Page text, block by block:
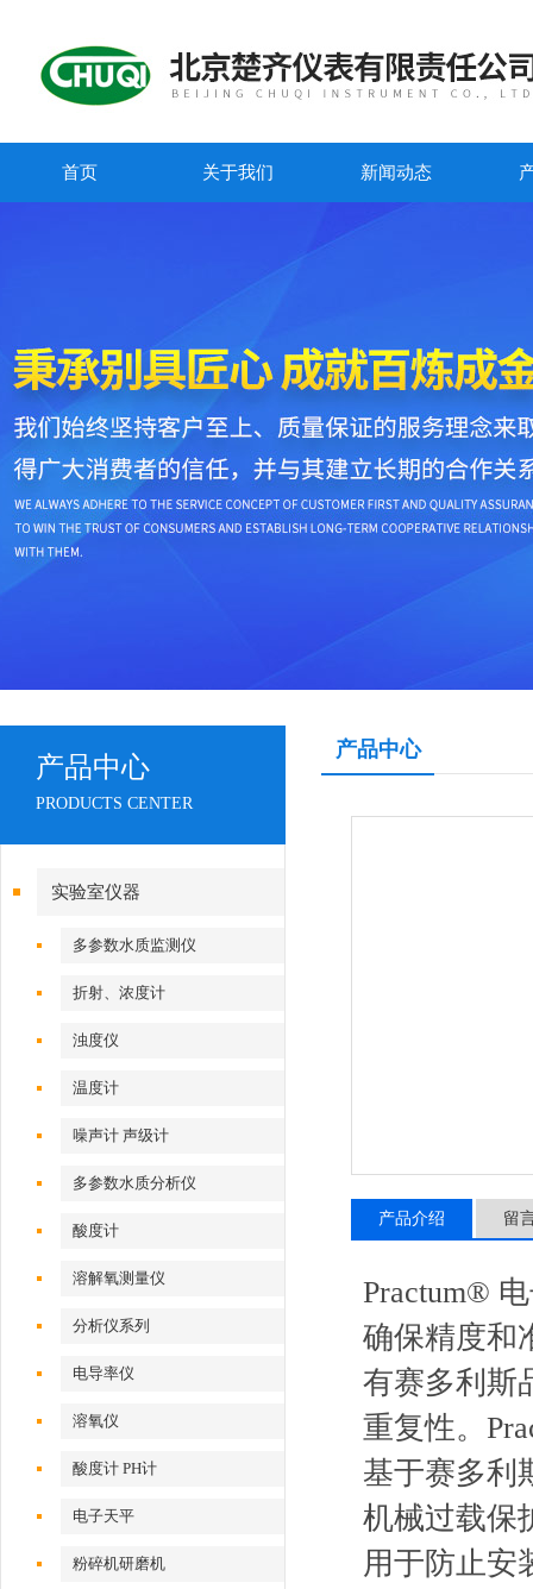
首页 关于我们 新闻动态
产品中心
PRODUCTS CENTER
实验室仪器
多参数水质监测仪
折射、浓度计
浊度仪
温度计
噪声计 声级计
多参数水质分析仪
酸度计
溶解氧测量仪
分析仪系列
电导率仪
溶氧仪
酸度计 PH计
电子天平
粉碎机研磨机
产品中心
产品介绍 留
Practum®
确保精度和
有赛多利斯
重复性。
基于赛多利
机械过载保
用于防止安